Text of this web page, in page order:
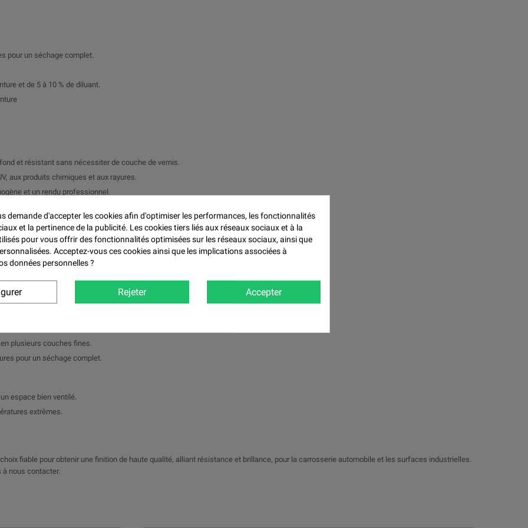
pour un séchage complet.
et de 5 à 10 % de diluant.
et résistant sans nécessiter de couche de vernis.
aux produits chimiques et aux rayures.
et un rendu professionnel.
les travaux nécessitant un séchage rapide.
offrant une finition esthétique et résistante.
une protection durable et une finition soignée.
de pièces métalliques.
adhérence optimale.
le diluant et le durcisseur.
plusieurs couches fines.
pour un séchage complet.
espace bien ventilé.
extrêmes.
fiable pour obtenir une finition de haute qualité, alliant résistance et brillance, pour la carrosserie automobile et les surfaces industrielles.
nous contacter.
demande d'accepter les cookies afin d'optimiser les performances, les fonctionnalités
et la pertinence de la publicité. Les cookies tiers liés aux réseaux sociaux et à la
pour vous offrir des fonctionnalités optimisées sur les réseaux sociaux, ainsi que
Acceptez-vous ces cookies ainsi que les implications associées à
données personnelles ?
Rejeter Accepter